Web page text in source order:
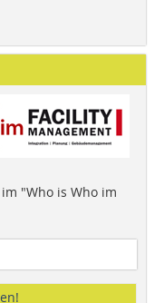
"Who is Who im